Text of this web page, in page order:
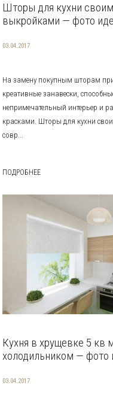
Шторы для кухни
выкройками — фото
03.04.2017
На замену покупным шторам
креативные занавески,
непримечательный интерьер и
красками. Шторы для кухни
совр...
ПОДРОБНЕЕ
Кухня в хрущевке 5 кв
холодильником — фото
03.04.2017